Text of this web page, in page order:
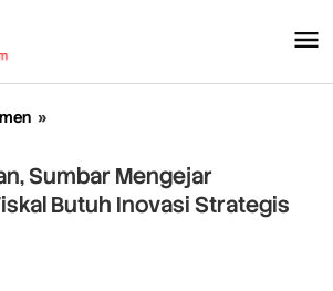
»
Sumbar
Mengejar
Kemandirian
Sumbar Mengejar
Butuh Inovasi Strategis